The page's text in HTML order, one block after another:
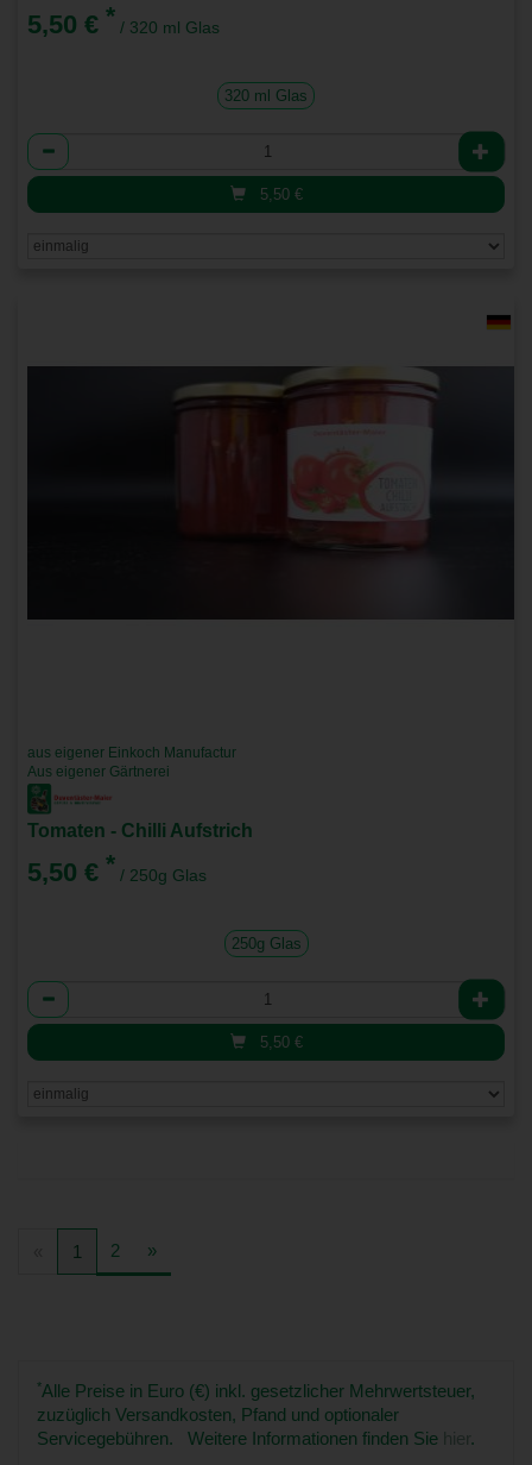
5,50 € * / 320 ml Glas
320 ml Glas
Anzahl
5,50 €
aus eigener Einkoch Manufactur
Aus eigener Gärtnerei
Tomaten - Chilli Aufstrich
5,50 € * / 250g Glas
250g Glas
Anzahl
5,50 €
1 2 »
*Alle Preise in Euro (€) inkl. gesetzlicher Mehrwertsteuer,
zuzüglich Versandkosten, Pfand und optionaler
Servicegebühren. Weitere Informationen finden Sie hier.